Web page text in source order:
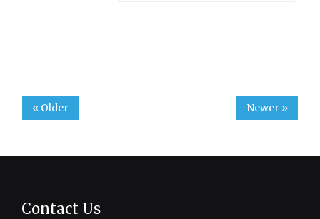
« Older Newer »
Contact Us